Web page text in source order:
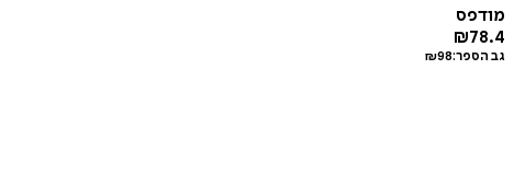
מודפס
₪78.4
גב הספר: ₪98